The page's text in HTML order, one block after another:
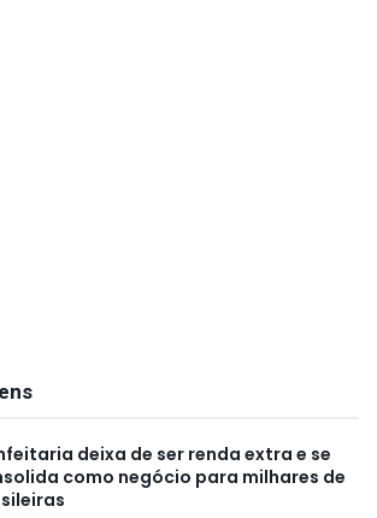
deixa de ser renda extra e se
como negócio para milhares de